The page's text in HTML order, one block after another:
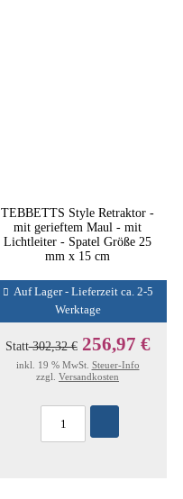
TEBBETTS Style Retraktor -
mit gerieftem Maul - mit
Lichtleiter - Spatel Größe 25
mm x 15 cm
Auf Lager - Lieferzeit ca. 2-5
Werktage
Statt302,32 € 256,97 €
inkl. 19 % MwSt. Steuer-Info
zzgl. Versandkosten